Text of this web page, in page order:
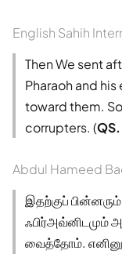
English Sahih
Then We sent
Pharaoh and
toward them.
corrupters. (
Abdul Hameed
இதற்குப்
ஃபிர்அவ்னிடமும்
வைத்தோம்.